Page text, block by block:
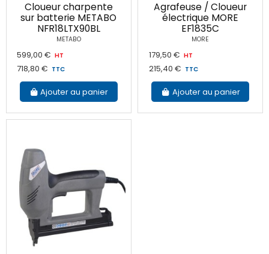
Cloueur charpente
sur batterie METABO
NFR18LTX90BL
METABO
599,00 € HT
718,80 € TTC
Ajouter au panier
Agrafeuse / Cloueur
électrique MORE
EF1835C
MORE
179,50 € HT
215,40 € TTC
Ajouter au panier